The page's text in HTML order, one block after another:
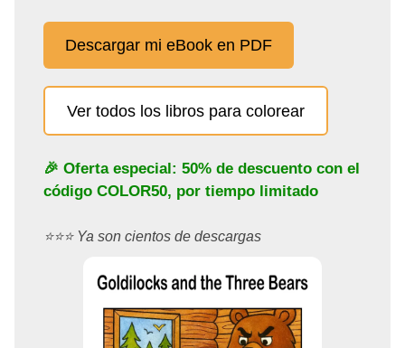
Descargar mi eBook en PDF
Ver todos los libros para colorear
🎉 Oferta especial: 50% de descuento con el
código COLOR50, por tiempo limitado
⭐️⭐️⭐️ Ya son cientos de descargas